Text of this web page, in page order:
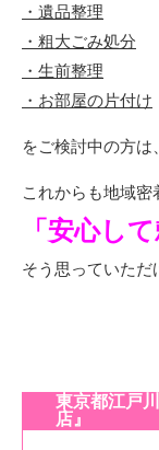
・遺品整理
・粗大ごみ処分
・生前整理
・お部屋の片付け
をご検討中の方は
これからも地域密
「安心し
そう思っていただ
東京都江戸
店』